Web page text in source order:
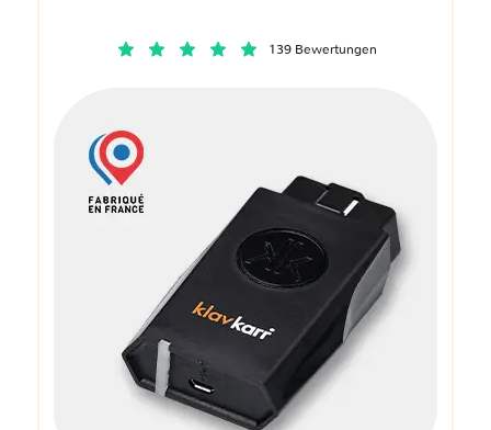
139 Bewertungen